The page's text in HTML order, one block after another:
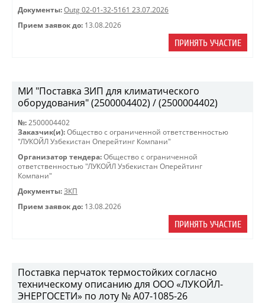
Документы: Outg 02-01-32-5161 23.07.2026
Прием заявок до: 13.08.2026
ПРИНЯТЬ УЧАСТИЕ
МИ "Поставка ЗИП для климатического
оборудования" (2500004402) / (2500004402)
№: 2500004402
Заказчик(и): Общество с ограниченной ответственностью
"ЛУКОЙЛ Узбекистан Оперейтинг Компани"
Организатор тендера: Общество с ограниченной
ответственностью "ЛУКОЙЛ Узбекистан Оперейтинг
Компани"
Документы: ЗКП
Прием заявок до: 13.08.2026
ПРИНЯТЬ УЧАСТИЕ
Поставка перчаток термостойких согласно
техническому описанию для ООО «ЛУКОЙЛ-
ЭНЕРГОСЕТИ» по лоту № A07-1085-26